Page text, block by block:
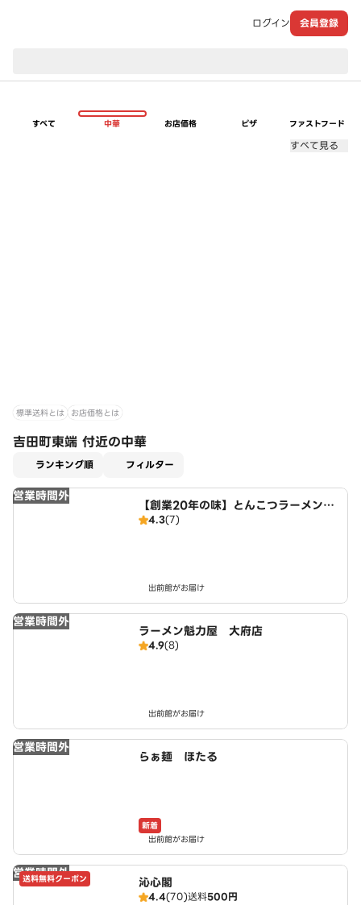
ログイン 会員登録
すべて 中華 お店価格 ピザ ファストフード
すべて見る
標準送料とは お店価格とは
吉田町東端 付近の中華
ランキング順 フィルター
営業時間外
【創業20年の味】とんこつラーメン・
つけ麺 麺屋たけぞう
4.3(7)
出前館がお届け
営業時間外
ラーメン魁力屋 大府店
4.9(8)
出前館がお届け
営業時間外
らぁ麺 ほたる
新着
出前館がお届け
営業時間外
送料無料クーポン 沁心閣
4.4(70)送料500円